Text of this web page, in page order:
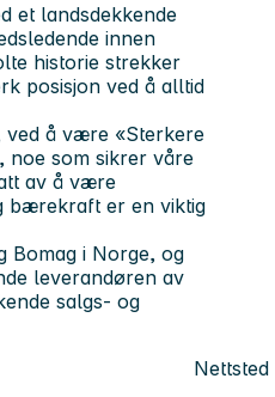
et landsdekkende
innen
historie strekker
posisjon ved å alltid
ved å være «Sterkere
noe som sikrer våre
av å være
bærekraft er en viktig
Bomag i Norge, og
leverandøren av
salgs- og
Nettsted